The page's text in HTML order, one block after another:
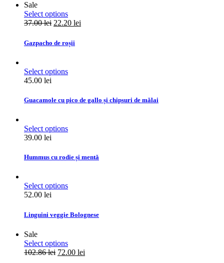
Sale
Select options
37.00lei 22.20 lei
Gazpacho de roșii
Select options
45.00 lei
Guacamole cu pico de gallo și chipsuri de mălai
Select options
39.00 lei
Hummus cu rodie și mentă
Select options
52.00 lei
Linguini veggie Bolognese
Sale
Select options
102.86lei 72.00 lei